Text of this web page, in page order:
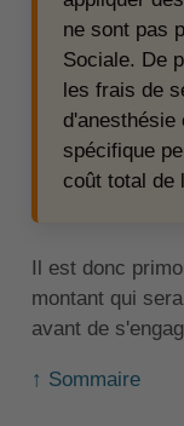
ne sont pas
Sociale. De
les frais de
d'anesthésie
spécifique
coût total de
Il est donc
montant qui
avant de
↑ Sommaire